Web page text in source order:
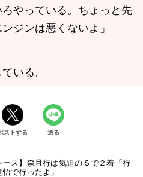
ろやっている。ちょっと先
ジンは悪くないよ」
いる。
ストする 送る
ース】森且行は気迫のＳで２着「行
で行ったよ」